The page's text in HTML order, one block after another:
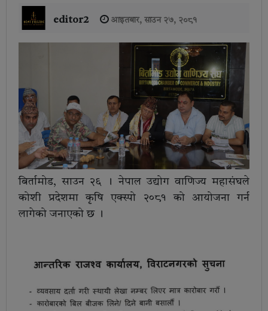
editor2 आइतबार, साउन २७, २०८१
बिर्तामोड, साउन २६ । नेपाल उद्योग वाणिज्य महासंघले
कोशी प्रदेशमा कृषि एक्स्पो २०८१ को आयोजना गर्न
लागेको जनाएको छ ।